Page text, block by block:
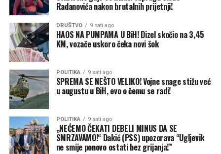
Sudije Klarens Tomas (Clarence Thomas), Semjuel Alito
(Samuel Alito) i Nil Gorsuč (Neil Gorsuch) nisu se složile
sa većinom. Tomas i Gorsuč posebno su osporavali
tumačenje prema kojem 14. amandman tako široko štiti
državljanstvo djece stranaca rođene u SAD.
Kavano je, s druge strane, glasao da Trampova uredba
ne može opstati, ali je svoj zaključak zasnovao na
saveznom zakonu, a ne na istom ustavnom obrazloženju
kao petočlana većina.
Nova pravna bitka na pomolu
Radanovića nakon brutalnih prijetnji!
DRUŠTVO 9 sati ago
HAOS NA PUMPAMA U BiH! Dizel skočio na 3,45
KM, vozače uskoro čeka novi šok
POLITIKA 9 sati ago
SPREMA SE NEŠTO VELIKO! Vojne snage stižu već
u augustu u BiH, evo o čemu se radi!
POLITIKA 9 sati ago
„NEĆEMO ČEKATI DEBELI MINUS DA SE
SMRZAVAMO!“ Dakić (PSS) upozorava “Ugljevik
ne smije ponovo ostati bez grijanja!”